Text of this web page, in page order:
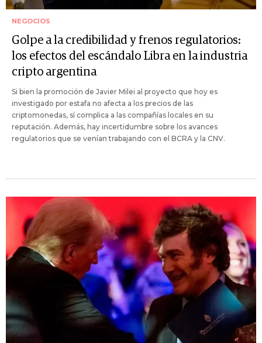
NEGOCIOS
Golpe a la credibilidad y frenos regulatorios:
los efectos del escándalo Libra en la industria
cripto argentina
Si bien la promoción de Javier Milei al proyecto que hoy es
investigado por estafa no afecta a los precios de las
criptomonedas, sí complica a las compañías locales en su
reputación. Además, hay incertidumbre sobre los avances
regulatorios que se venían trabajando con el BCRA y la CNV.